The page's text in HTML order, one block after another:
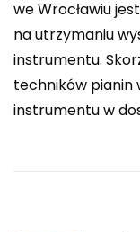
we Wrocławiu
na utrzymaniu
instrumentu.
techników pianin
instrumentu w